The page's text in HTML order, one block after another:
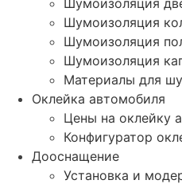
Шумоизоляция
Шумоизоляция
Шумоизоляция
Материалы для
Оклейка автомобиля
Цены на оклейку
Конфигуратор
Дооснащение
Установка и